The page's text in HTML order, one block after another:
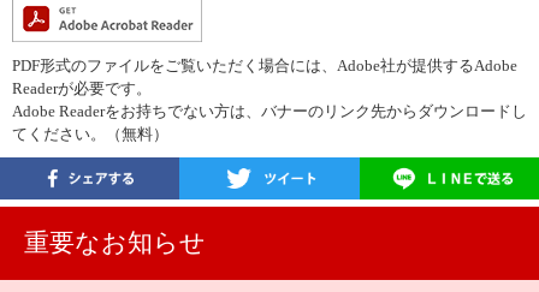
PDF形式のファイルをご覧いただく場合には、Adobe社が提供するAdobe
Readerが必要です。
Adobe Readerをお持ちでない方は、バナーのリンク先からダウンロードし
てください。（無料）
重要なお知らせ